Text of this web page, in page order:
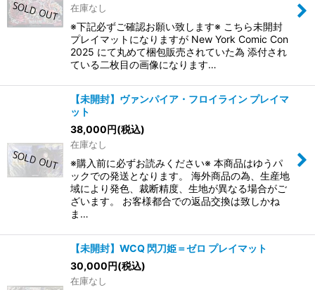
在庫なし
※下記必ずご確認お願い致します※ こちら未開封
プレイマットになりますが New York Comic Con
2025 にて丸めて梱包販売されていた為 添付され
ている二枚目の画像になります…
【未開封】ヴァンパイア・フロイライン プレイマ
ット
38,000円(税込)
在庫なし
※購入前に必ずお読みください※ 本商品はゆうパ
ックでの発送となります。 海外商品の為、生産地
域により発色、裁断精度、生地が異なる場合がご
ざいます。 お客様都合での返品交換は致しかね
ま…
【未開封】WCQ 閃刀姫＝ゼロ プレイマット
30,000円(税込)
在庫なし